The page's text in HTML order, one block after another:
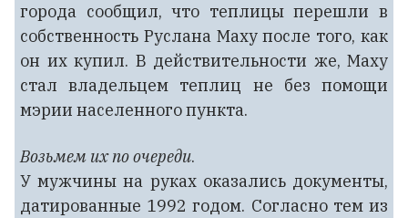
города сообщил, что теплицы перешли в
собственность Руслана Маху после того, как
он их купил. В действительности же, Маху
стал владельцем теплиц не без помощи
мэрии населенного пункта.
Возьмем их по очереди.
У мужчины на руках оказались документы,
датированные 1992 годом. Согласно тем из